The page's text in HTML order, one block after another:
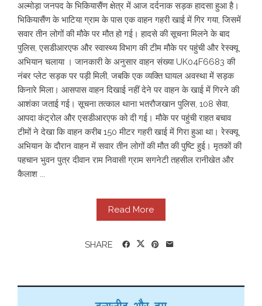
अल्मोड़ा जनपद के भिकियासैंण क्षेत्र में आज दर्दनाक सड़क हादसा हुआ है।
भिकियासैंण के भाटिया ग्राम के पास एक वाहन गहरी खाई में गिर गया, जिसमें
सवार तीन लोगों की मौके पर मौत हो गई। हादसे की सूचना मिलने के बाद
पुलिस, एसडीआरएफ और स्वास्थ्य विभाग की टीम मौके पर पहुंची और रेस्क्यू
अभियान चलाया । जानकारी के अनुसार वाहन संख्या UK04F6683 की
नंबर प्लेट सड़क पर पड़ी मिली, जबकि एक व्यक्ति घायल अवस्था में सड़क
किनारे मिला। आसपास वाहन दिखाई नहीं देने पर वाहन के खाई में गिरने की
आशंका जताई गई। सूचना तत्काल थाना भतरौजखान पुलिस, 108 सेवा,
आपदा कंट्रोल और एसडीआरएफ को दी गई। मौके पर पहुंची राहत बचाव
टीमों ने देखा कि वाहन करीब 150 मीटर गहरी खाई में गिरा हुआ था। रेस्क्यू
अभियान के दौरान वाहन में सवार तीन लोगों की मौत की पुष्टि हुई। मृतकों की
पहचान भुवन पुत्र दीवान राम निवासी ग्राम सगनेटी तहसील रानीखेत और
कैलाश ...
Read More
SHARE